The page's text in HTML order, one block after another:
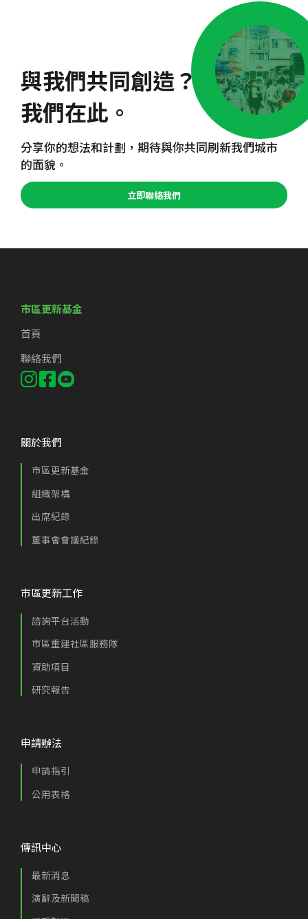
與我們共同創造？
我們在此。
分享你的想法和計劃，期待與你共同刷新我們城市
的面貌。
立即聯絡我們
市區更新基金
首頁
聯絡我們
關於我們
市區更新基金
組織架構
出席紀錄
董事會會議紀錄
市區更新工作
諮詢平台活動
市區重建社區服務隊
資助項目
研究報告
申請辦法
申請指引
公用表格
傳訊中心
最新消息
演辭及新聞稿